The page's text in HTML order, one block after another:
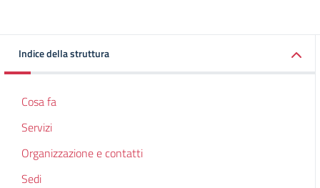
Indice della struttura
Cosa fa
Servizi
Organizzazione e contatti
Sedi